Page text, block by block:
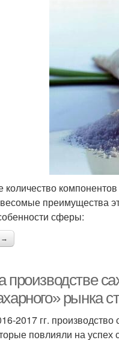
преимущества
сферы:
→
производстве
рынка
2017 гг.
повлияли на успех